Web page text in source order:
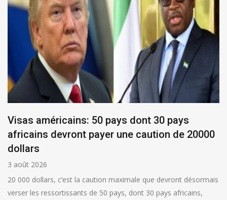
Visas américains: 50 pays dont 30 pays
africains devront payer une caution de 20000
dollars
3 août 2026
20 000 dollars, c’est la caution maximale que devront désormais
verser les ressortissants de 50 pays, dont 30 pays africains,